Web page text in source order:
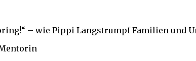
– wie Pippi Langstrumpf Familien und